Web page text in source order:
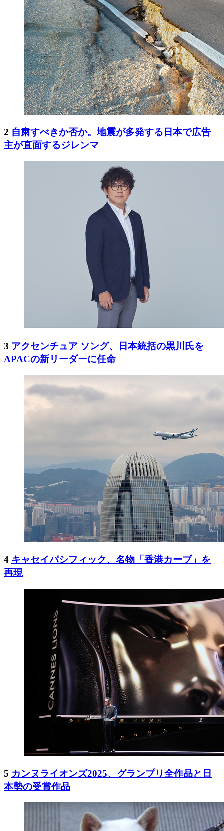
2 自粛すべきか否か。地震が多発する日本で広告
主が直面するジレンマ
3 アクセンチュア ソング、日本統括の黒川氏を
APACの新リーダーに任命
4 キャセイパシフィック、名物「香港カーブ」を
再現
5 カンヌライオンズ2025、グランプリ全作品と日
本勢の受賞作品